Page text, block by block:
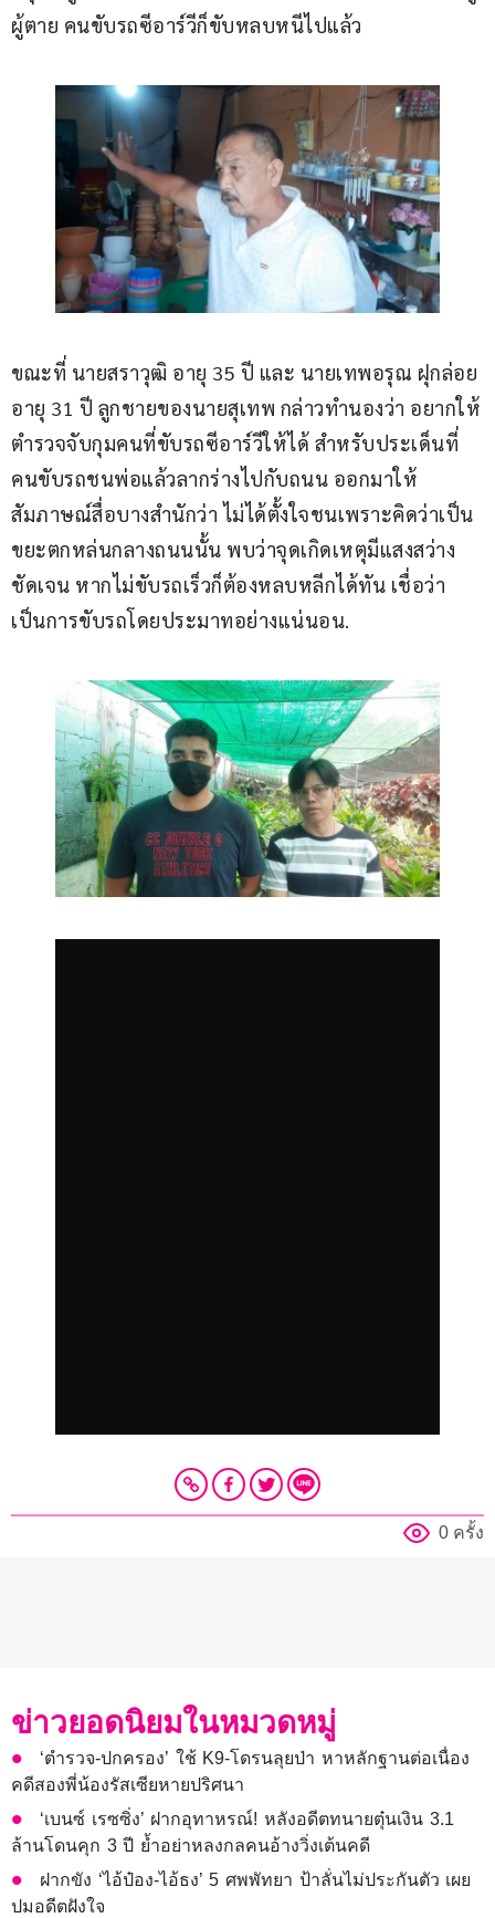
ผู้ตาย คนขับรถซีอาร์วีก็ขับหลบหนีไปแล้ว
ขณะที่ นายสราวุฒิ อายุ 35 ปี และ นายเทพอรุณ ฝุกล่อย
อายุ 31 ปี ลูกชายของนายสุเทพ กล่าวทำนองว่า อยากให้
ตำรวจจับกุมคนที่ขับรถซีอาร์วีให้ได้ สำหรับประเด็นที่
คนขับรถชนพ่อแล้วลากร่างไปกับถนน ออกมาให้
สัมภาษณ์สื่อบางสำนักว่า ไม่ได้ตั้งใจชนเพราะคิดว่าเป็น
ขยะตกหล่นกลางถนนนั้น พบว่าจุดเกิดเหตุมีแสงสว่าง
ชัดเจน หากไม่ขับรถเร็วก็ต้องหลบหลีกได้ทัน เชื่อว่า
เป็นการขับรถโดยประมาทอย่างแน่นอน.
0 ครั้ง
ข่าวยอดนิยมในหมวดหมู่
‘ตำรวจ-ปกครอง’ ใช้ K9-โดรนลุยป่า หาหลักฐานต่อเนื่อง
คดีสองพี่น้องรัสเซียหายปริศนา
‘เบนซ์ เรซซิ่ง’ ฝากอุทาหรณ์! หลังอดีตทนายตุ๋นเงิน 3.1
ล้านโดนคุก 3 ปี ย้ำอย่าหลงกลคนอ้างวิ่งเต้นคดี
ฝากขัง ‘ไอ้ป๋อง-ไอ้ธง’ 5 ศพพัทยา ป้าลั่นไม่ประกันตัว เผย
ปมอดีตฝังใจ